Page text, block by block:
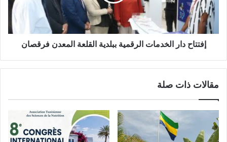
إفتتاح دار الخدمات الرقمية ببلدية القلعة المعدن فرقصان
مقالات ذات صلة